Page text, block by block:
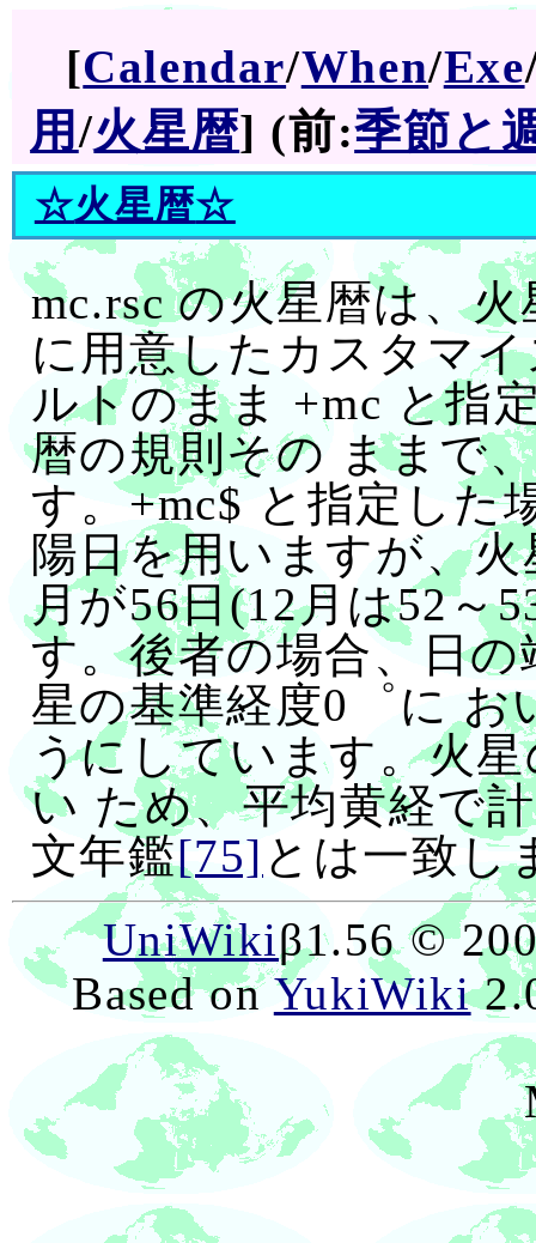
[Calendar/When/Exe
用 /火星暦] (前:季節と
☆火星暦☆
mc.rsc の火星暦は、
に用意したカスタマ
ルトのまま +mc と指
暦の規則その ままで
す。+mc$ と指定した
陽日を用いますが、
月が56日(12月は52～
す。後者の場合、日
星の基準経度0゜に お
うにしています。火
い ため、平均黄経で
文年鑑[75] とは一致し
UniWikiβ1.56 ©
Based onYukiWiki